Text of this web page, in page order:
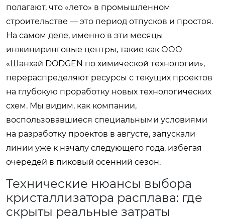
полагают, что «лето» в промышленном
строительстве — это период отпусков и простоя.
На самом деле, именно в эти месяцы
инжиниринговые центры, такие как ООО
«Шанхай DODGEN по химической технологии»,
перераспределяют ресурсы с текущих проектов
на глубокую проработку новых технологических
схем. Мы видим, как компании,
воспользовавшиеся специальными условиями
на разработку проектов в августе, запускали
линии уже к началу следующего года, избегая
очередей в пиковый осенний сезон.
Технические нюансы выбора
кристаллизатора расплава: где
скрыты реальные затраты